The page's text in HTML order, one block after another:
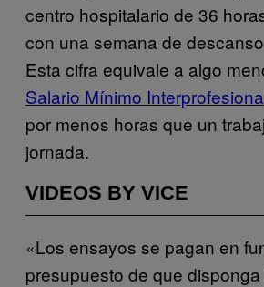
centro hospitalario de 36
con una semana de
Esta cifra equivale a algo
Salario Mínimo
por menos horas que un
jornada.
VIDEOS BY VICE
«Los ensayos se pagan en
presupuesto de que